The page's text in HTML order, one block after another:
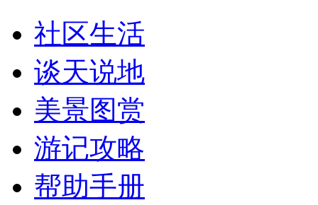
社区生活
谈天说地
美景图赏
游记攻略
帮助手册